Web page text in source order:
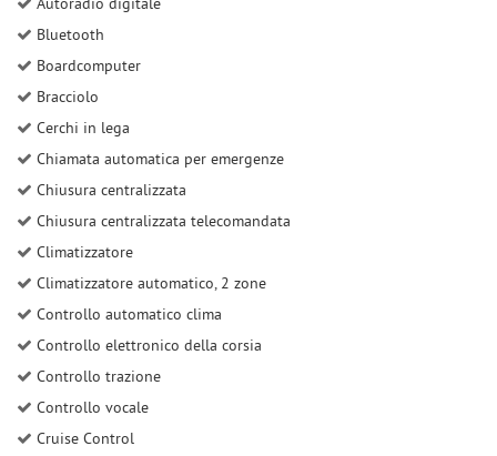
Autoradio digitale
Bluetooth
Boardcomputer
Bracciolo
Cerchi in lega
Chiamata automatica per emergenze
Chiusura centralizzata
Chiusura centralizzata telecomandata
Climatizzatore
Climatizzatore automatico, 2 zone
Controllo automatico clima
Controllo elettronico della corsia
Controllo trazione
Controllo vocale
Cruise Control